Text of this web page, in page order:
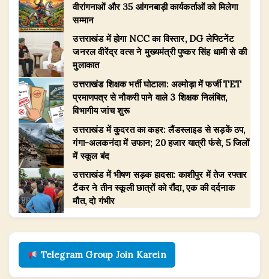
वीरांगनाओं और 35 आंगनबाड़ी कार्यकर्ताओं को मिलेगा
सम्मान
उत्तराखंड में होगा NCC का विस्तार, DG लेफ्टिनेंट
जनरल वीरेंद्र वत्स ने मुख्यमंत्री पुष्कर सिंह धामी से की
मुलाकात
उत्तराखंड शिक्षक भर्ती घोटाला: अल्मोड़ा में फर्जी TET
प्रमाणपत्र से नौकरी पाने वाले 3 शिक्षक निलंबित,
विभागीय जांच शुरू
उत्तराखंड में कुदरत का कहर: लैंडस्लाइड से सड़कें ठप,
गंगा-अलकनंदा में उफान; 20 हजार यात्री फंसे, 5 जिलों
में स्कूल बंद
उत्तराखंड में भीषण सड़क हादसा: काशीपुर में तेज रफ्तार
टैंकर ने तीन स्कूली छात्रों को रौंदा, एक की दर्दनाक
मौत, दो गंभीर
Telegram Group Join Karein